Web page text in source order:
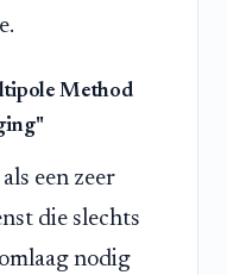
Method
een zeer
die slechts
nodig